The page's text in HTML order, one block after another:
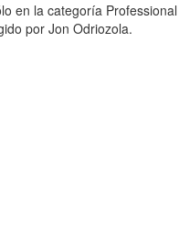
en la categoría
por Jon Odriozola.